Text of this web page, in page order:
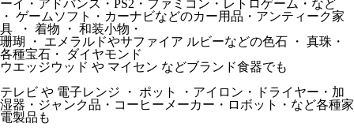
ーイ・アドバンス・PS2・ファミコン・レトロゲーム・など
・ ゲームソフト・カーナビなどのカー用品・アンティーク家
具 ・ 着物 ・ 和装小物・
珊瑚 ・ エメラルドやサファイア ルビーなどの色石 ・ 真珠・
各種宝石・ ダイヤモンド
ウエッジウッド や マイセン などブランド食器でも
テレビ や 電子レンジ ・ ポット ・アイロン・ドライヤー・加
湿器・ジャンク品・コーヒーメーカー・ロボット・など各種家
電製品も